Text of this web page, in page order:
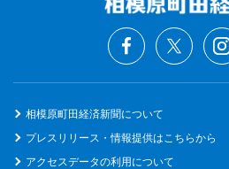
相模原町田経済新聞について
プレスリリース・情報提供はこちらから
アクセスデータの利用について